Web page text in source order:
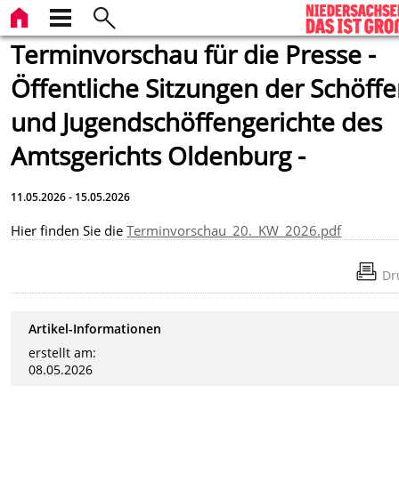
Terminvorschau für die Presse -
Öffentliche Sitzungen der
und Jugendschöffengerichte des
Amtsgerichts Oldenburg -
11.05.2026 - 15.05.2026
Hier finden Sie dieTerminvorschau_20._KW_2026.pdf
Artikel-Informationen
erstellt am:
08.05.2026